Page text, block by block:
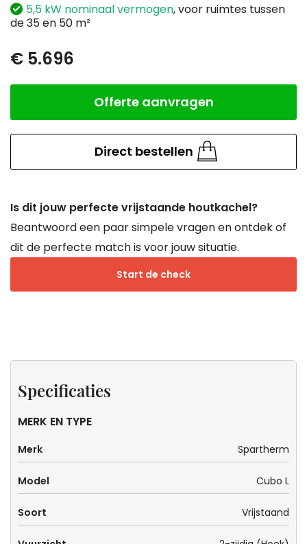
5,5 kW nominaal vermogen, voor ruimtes tussen
de 35 en 50 m²
€ 5.696
Direct bestellen
Offerte aanvragen
Is dit jouw perfecte vrijstaande houtkachel?
Beantwoord een paar simpele vragen en ontdek of
dit de perfecte match is voor jouw situatie.
Start de check
Droomkachels
Specificaties
MERK EN TYPE
Merk Spartherm
Model Cubo L
Soort Vrijstaand